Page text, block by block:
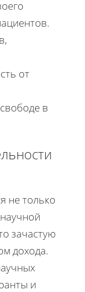
от
в
не только
зачастую
дохода.
и